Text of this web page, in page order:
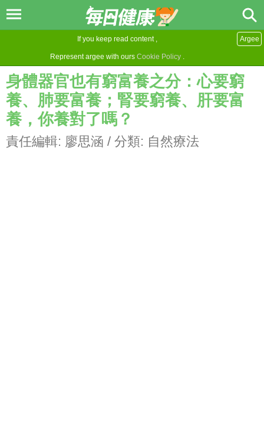
If you keep read content ,
Represent argee with ours Cookie Policy .
Argee
身體器官也有窮富養之分：心要窮
養、肺要富養；腎要窮養、肝要富
養，你養對了嗎？
責任編輯: 廖思涵 / 分類: 自然療法